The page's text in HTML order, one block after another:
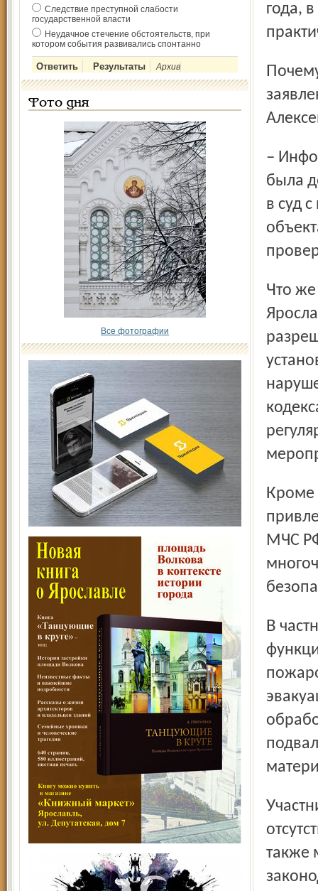
Следствие преступной слабости
государственной власти
Неудачное стечение обстоятельств, при
котором события развивались спонтанно
Архив
Фото дня
Все фотографии
года,
Почему же прокуратура лишь в июле подаёт исковое
– Информация о не введении объекта в эксплуатацию не
была
в суд
Что же это за нарушения? Реконструкция здания
Кроме того, во время совместной проверки с
МЧС
В частности, в здании ненадлежащим образом
Участники проверки сделали официальный вывод:
также